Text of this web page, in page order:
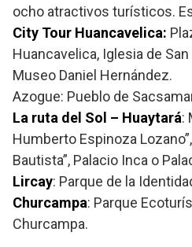
ocho atractivos turísticos.
City Tour Huancavelica:
Huancavelica, Iglesia de San
Museo Daniel Hernández.
Azogue: Pueblo de
La ruta del Sol – Huaytará:
Humberto Espinoza
Bautista”, Palacio Inca o
Lircay: Parque de la
Churcampa: Parque
Churcampa.